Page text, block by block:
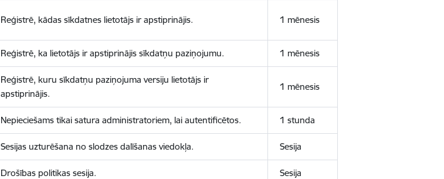
Reģistrē, kādas sīkdatnes lietotājs ir apstiprinājis. 1 mēnesis
Reģistrē, ka lietotājs ir apstiprinājis sīkdatņu paziņojumu. 1 mēnesis
Reģistrē, kuru sīkdatņu paziņojuma versiju lietotājs ir
apstiprinājis.
1 mēnesis
Nepieciešams tikai satura administratoriem, lai autentificētos. 1 stunda
Sesijas uzturēšana no slodzes dalīšanas viedokļa. Sesija
Drošības politikas sesija. Sesija